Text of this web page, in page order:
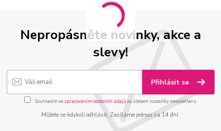
Nepropásněte novinky, akce a
slevy!
Přihlásit se
Souhlasím se zpracováním osobních údajůza účelem rozesílky newsletteru.
Můžete se kdykoli odhlásit. Zasíláme jednou za 14 dní.